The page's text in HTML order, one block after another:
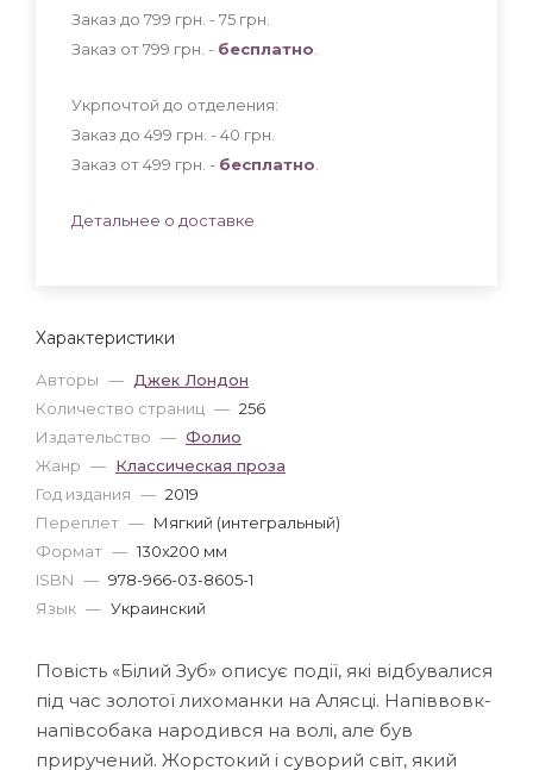
Характеристики
Авторы — Джек Лондон
Количество страниц — 256
Издательство — Фолио
Жанр — Классическая проза
Год издания — 2019
Переплет — Мягкий (интегральный)
Формат — 130x200 мм
ISBN — 978-966-03-8605-1
Язык — Украинский
Заказ до 799 грн. - 75 грн
Заказ от 799 грн. - бесплатно
Укрпочтой до отделения:
Заказ до 499 грн. - 40 грн
Заказ от 499 грн. - бесплатно
Детальнее о доставке
Повість «Білий Зуб» описує події, які відбувалися
під час золотої лихоманки на Алясці. Напіввовк-
напівсобака народився на волі, але був
приручений. Жорстокий і суворий світ, який